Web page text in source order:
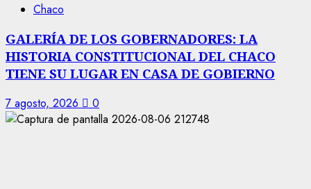
Chaco
GALERÍA DE LOS GOBERNADORES: LA
HISTORIA CONSTITUCIONAL DEL CHACO
TIENE SU LUGAR EN CASA DE GOBIERNO
7 agosto, 2026 0